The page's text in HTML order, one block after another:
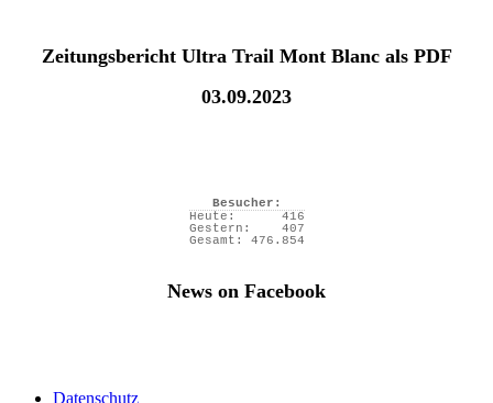
Zeitungsbericht Ultra Trail Mont Blanc als PDF
03.09.2023
Besucher:
Heute:
416
Gestern:
407
Gesamt:
476.854
News on Facebook
Datenschutz